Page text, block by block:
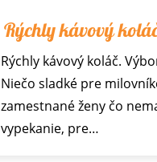
Rýchly kávový
Rýchly kávový koláč.
Niečo sladké pre
zamestnané ženy čo
vypekanie, pre…